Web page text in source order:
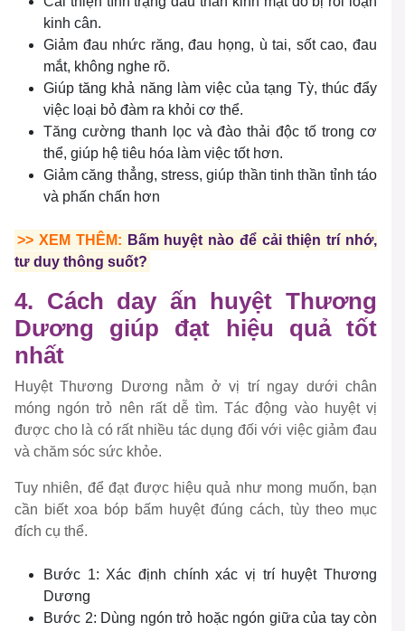
kinh cân.
Giảm đau nhức răng, đau họng, ù tai, sốt cao, đau
mắt, không nghe rõ.
Giúp tăng khả năng làm việc của tạng Tỳ, thúc đẩy
việc loại bỏ đàm ra khỏi cơ thể.
Tăng cường thanh lọc và đào thải độc tố trong cơ
thể, giúp hệ tiêu hóa làm việc tốt hơn.
Giảm căng thẳng, stress, giúp thần tinh thần tỉnh táo
và phấn chấn hơn
>> XEM THÊM: Bấm huyệt nào để cải thiện trí nhớ,
tư duy thông suốt?
4. Cách day ấn huyệt Thương
Dương giúp đạt hiệu quả tốt
nhất
Huyệt Thương Dương nằm ở vị trí ngay dưới chân
móng ngón trỏ nên rất dễ tìm. Tác động vào huyệt vị
được cho là có rất nhiều tác dụng đối với việc giảm đau
và chăm sóc sức khỏe.
Tuy nhiên, để đạt được hiệu quả như mong muốn, bạn
cần biết xoa bóp bấm huyệt đúng cách, tùy theo mục
đích cụ thể.
Bước 1: Xác định chính xác vị trí huyệt Thương
Dương
Bước 2: Dùng ngón trỏ hoặc ngón giữa của tay còn